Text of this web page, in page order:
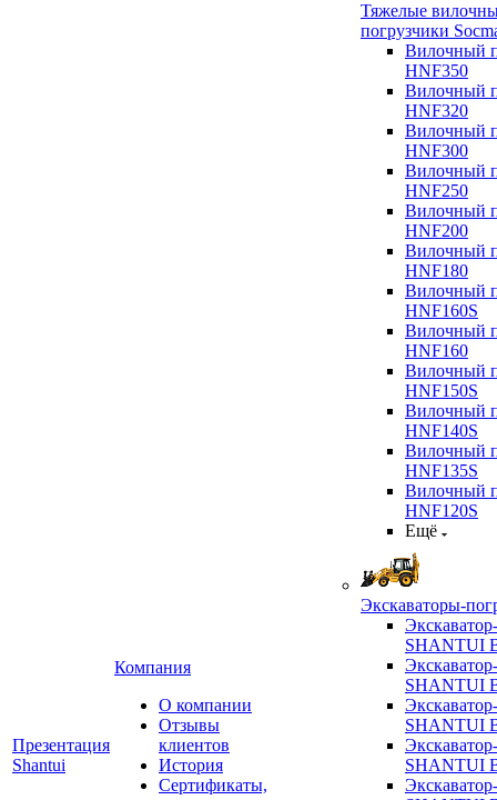
Презентация
Shantui
Компания
О компании
Отзывы
клиентов
История
Сертификаты,
Тяжелые
погрузчики
Вилочный
HNF350
Вилочный
HNF320
Вилочный
HNF300
Вилочный
HNF250
Вилочный
HNF200
Вилочный
HNF180
Вилочный
HNF160S
Вилочный
HNF160
Вилочный
HNF150S
Вилочный
HNF140S
Вилочный
HNF135S
Вилочный
HNF120S
Ещё
Экскаваторы-
SHANTUI
SHANTUI
SHANTUI
SHANTUI